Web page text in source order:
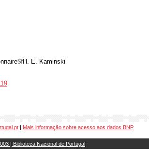
$fH. E. Kaminski
| Mais informação sobre acesso aos dados BNP
| Biblioteca Nacional de Portugal